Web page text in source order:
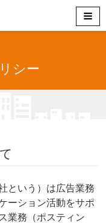
シー
という）は広告業務
ーション活動をサポ
業務（ポスティン